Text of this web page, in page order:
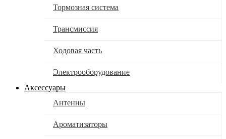
Тормозная система
Трансмиссия
Ходовая часть
Электрооборудование
Аксессуары
Антенны
Ароматизаторы